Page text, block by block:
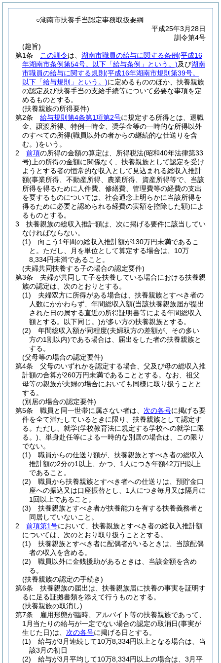
○湖南市扶養手当認定事務取扱要綱
平成25年3月28日
訓令第4号
(趣旨)
第1条
この訓令は、 湖南市職員の給与に関する条例(平成16
年湖南市条例第54号。以下「給与条例」という。)及び湖南
市職員の給与に関する規則 (平成16年湖南市規則第39号。
以下「給与規則」という。)に定めるもののほか、扶養親族
の認定及び扶養手当の支給手続等について必要な事項を定
めるものとする。
(扶養親族の所得要件)
第2条
給与規則第4条第1項第2号に規定する所得とは、退職
金、譲渡所得、特例一時金、奨学金等の一時的な所得以外
のすべての所得(職員以外の者からの継続的な仕送りを含
む。)をいう。
2
前項の所得の金額の算定は、所得税法(昭和40年法律第33
号) 上の所得の金額に関係なく、扶養親族として認定を受け
ようとする者の恒常的な収入として見込まれる総収入推計
額(事業所得、不動産所得、農業所得、資産所得等で、当該
所得を得るために人件費、修繕費、管理費等の経費の支出
を要するものについては、社会通念上明らかに当該所得を
得るために必要と認められる経費の実額を控除した額)によ
るものとする。
3
扶養親族の総収入推計額は、次に掲げる要件に該当してい
なければならない。
(1)
向こう1年間の総収入推計額が130万円未満であるこ
と。 ただし、月を単位として算定する場合は、10万
8,334円未満であること。
(夫婦共同扶養する子の場合の認定要件)
第3条
夫婦が共同して子を扶養している場合における扶養親
族の認定は、次のとおりとする。
(1)
夫婦双方に所得がある場合は、扶養親族とすべき者の
人数にかかわらず、年間総収入額(当該扶養親族届が提出
された日の属する直近の所得証明書等による年間総収入
額とする。以下同じ。)が多い方の扶養親族とする。
(2)
年間総収入額が同程度(夫婦双方の差額が、その多い
方の1割以内)である場合は、届出をした者の扶養親族と
する。
(父母等の場合の認定要件)
第4条
父母のいずれかを認定する場合、父及び母の総収入推
計額の合算が260万円未満であることとする。 なお、祖父
母等の親族が夫婦の場合においても同様に取り扱うことと
する。
(別居の場合の認定要件)
第5条
職員と同一世帯に属さない者は、 次の各号に掲げる要
件を全て満たしているときに限り、扶養親族として認定す
る。 ただし、就学(学校教育法に規定する学校への就学に限
る。) 、単身赴任等による一時的な別居の場合は、この限り
でない。
(1)
職員からの仕送り額が、扶養親族とすべき者の総収入
推計額の2分の1以上、かつ、1人につき年額42万円以上
であること。
(2)
職員から扶養親族とすべき者への仕送りは、預貯金口
座への振込又は口座振替とし、1人につき毎月又は隔月に
1回以上であること。
(3)
扶養親族とすべき者が扶養能力を有する扶養義務者と
同居していないこと。
2
前項第1号において、扶養親族とすべき者の総収入推計額
については、次のとおり取り扱うこととする。
(1)
扶養親族とすべき者に配偶者がいるときは、当該配偶
者の収入を含める。
(2)
職員以外に金銭援助があるときは、当該金額を含め
る。
(扶養親族の認定の手続き)
第6条
扶養親族の届出は、扶養親族届に扶養の事実を証明す
るに足る証拠書類を添えて行うものとする。
(扶養親族の取消し)
第7条
雇用形態が臨時、アルバイト等の扶養親族であって、
1月当たりの給与が一定でない場合の認定の取消日(事実が
生じた日)は、 次の各号に掲げる日とする。
(1)
給与が3月連続して10万8,334円以上となる場合は、当
該3月の初日
(2)
給与が3月平均して10万8,334円以上の場合は、3月平